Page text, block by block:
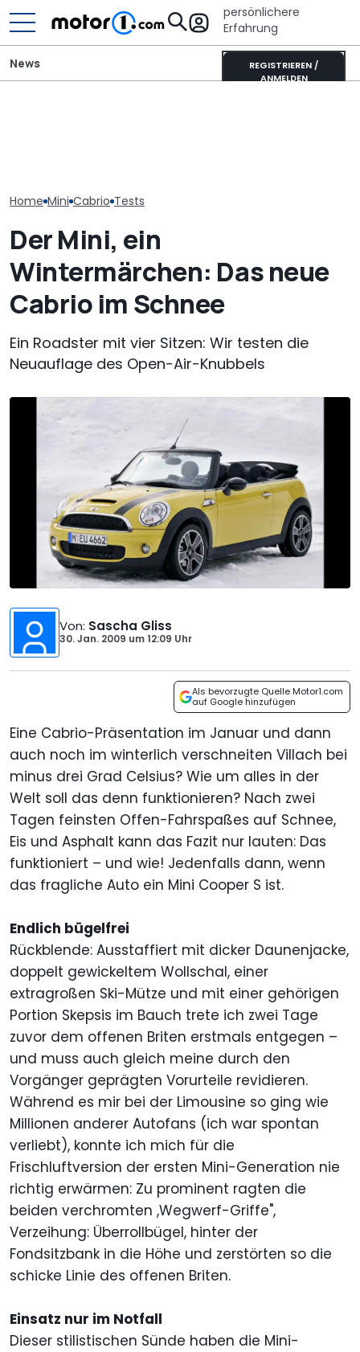
persönlichere
Erfahrung
REGISTRIEREN /
ANMELDEN
News
Home Mini Cabrio Tests
Der Mini, ein
Wintermärchen: Das neue
Cabrio im Schnee
Ein Roadster mit vier Sitzen: Wir testen die
Neuauflage des Open-Air-Knubbels
Von: Sascha Gliss
30. Jan. 2009 um12:09 Uhr
Als bevorzugte Quelle Motor1.com
auf Google hinzufügen
Eine Cabrio-Präsentation im Januar und dann
auch noch im winterlich verschneiten Villach bei
minus drei Grad Celsius? Wie um alles in der
Welt soll das denn funktionieren? Nach zwei
Tagen feinsten Offen-Fahrspaßes auf Schnee,
Eis und Asphalt kann das Fazit nur lauten: Das
funktioniert – und wie! Jedenfalls dann, wenn
das fragliche Auto ein Mini Cooper S ist.
Endlich bügelfrei
Rückblende: Ausstaffiert mit dicker Daunenjacke,
doppelt gewickeltem Wollschal, einer
extragroßen Ski-Mütze und mit einer gehörigen
Portion Skepsis im Bauch trete ich zwei Tage
zuvor dem offenen Briten erstmals entgegen –
und muss auch gleich meine durch den
Vorgänger geprägten Vorurteile revidieren.
Während es mir bei der Limousine so ging wie
Millionen anderer Autofans (ich war spontan
verliebt), konnte ich mich für die
Frischluftversion der ersten Mini-Generation nie
richtig erwärmen: Zu prominent ragten die
beiden verchromten ,Wegwerf-Griffe",
Verzeihung: Überrollbügel, hinter der
Fondsitzbank in die Höhe und zerstörten so die
schicke Linie des offenen Briten.
Einsatz nur im Notfall
Dieser stilistischen Sünde haben die Mini-